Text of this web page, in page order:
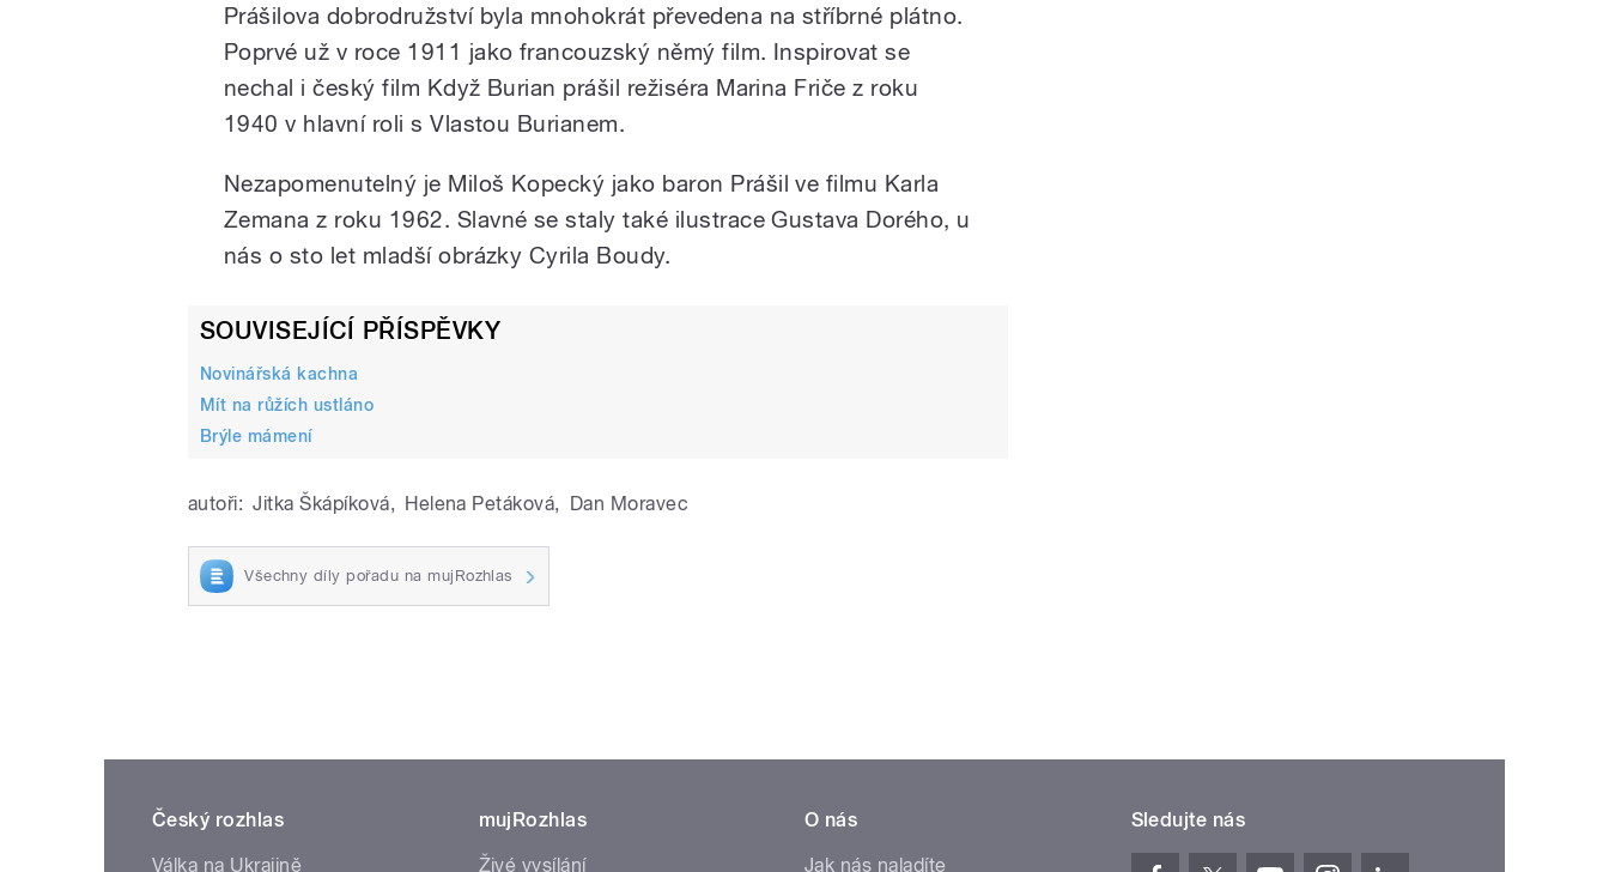
Prášilova dobrodružství byla mnohokrát převedena na stříbrné plátno.
Poprvé už v roce 1911 jako francouzský němý film. Inspirovat se
nechal i český film Když Burian prášil režiséra Marina Friče z roku
1940 v hlavní roli s Vlastou Burianem.
Nezapomenutelný je Miloš Kopecký jako baron Prášil ve filmu Karla
Zemana z roku 1962. Slavné se staly také ilustrace Gustava Dorého, u
nás o sto let mladší obrázky Cyrila Boudy.
SOUVISEJÍCÍ PŘÍSPĚVKY
Novinářská kachna
Mít na růžích ustláno
Brýle mámení
autoři: Jitka Škápíková, Helena Petáková, Dan Moravec
Všechny díly pořadu na mujRozhlas
Český rozhlas
Válka na Ukrajině
mujRozhlas
Živé vysílání
O nás
Jak nás naladíte
Sledujte nás